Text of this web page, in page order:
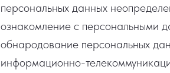
персональных данных
ознакомление с персональными
обнародование персональных
информационно-